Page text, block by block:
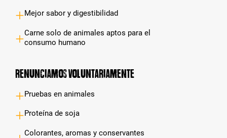
Mejor sabor y digestibilidad
Carne solo de animales aptos para el
consumo humano
Renunciamos voluntariamente
Pruebas en animales
Proteína de soja
Colorantes, aromas y conservantes